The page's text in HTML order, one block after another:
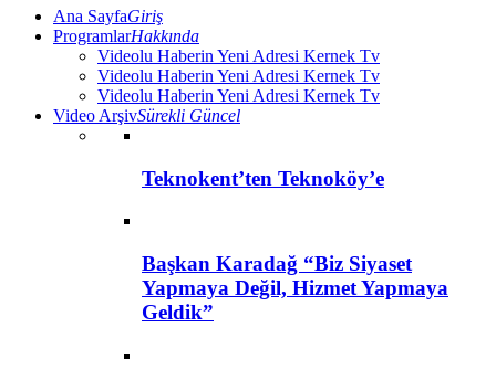
Ana SayfaGiriş
ProgramlarHakkında
Videolu Haberin Yeni Adresi Kernek Tv
Videolu Haberin Yeni Adresi Kernek Tv
Videolu Haberin Yeni Adresi Kernek Tv
Video ArşivSürekli Güncel
Teknokent’ten Teknoköy’e
Başkan Karadağ “Biz Siyaset
Yapmaya Değil, Hizmet Yapmaya
Geldik”